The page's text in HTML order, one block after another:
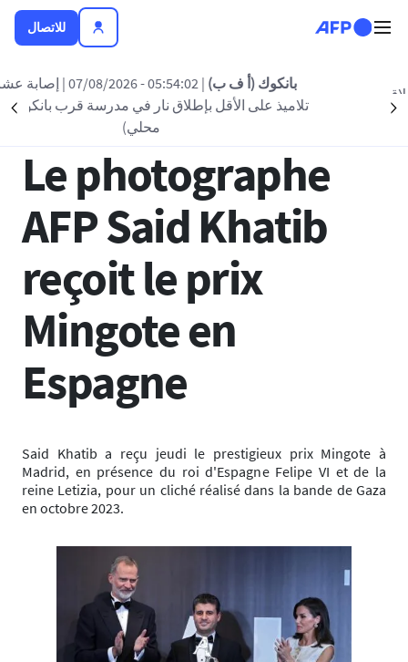
للاتصال
بانكوك (أ ف ب)| 05:54:02 - 07/08/2026
| إصابة عشرة
تلاميذ على الأقل بإطلاق نار في مدرسة قرب بانكوك (إعلام
العودة الى القائمة
Le photographe
AFP Said Khatib
reçoit le prix
Mingote en
Espagne
Said Khatib a reçu jeudi le prestigieux prix Mingote à
Madrid, en présence du roi d'Espagne Felipe VI et de la
reine Letizia, pour un cliché réalisé dans la bande de Gaza
en octobre 2023.